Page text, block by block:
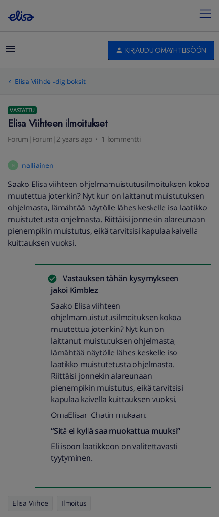
KIRJAUDU OMAYHTEISÖÖN
Elisa Viihde -digiboksit
VASTATTU
Elisa Viihteen ilmoitukset
Forum|Forum|2 years ago 1 kommentti
N nalliainen
Saako Elisa viihteen ohjelmamuistutusilmoituksen kokoa
muutettua jotenkin? Nyt kun on laittanut muistutuksen
ohjelmasta, lämähtää näytölle lähes keskelle iso laatikko
muistutetusta ohjelmasta. Riittäisi jonnekin alareunaan
pienempikin muistutus, eikä tarvitsisi kapulaa kaivella
kuittauksen vuoksi.
Vastauksen tähän kysymykseen
jakoi Kimblez
Saako Elisa viihteen
ohjelmamuistutusilmoituksen kokoa
muutettua jotenkin? Nyt kun on
laittanut muistutuksen ohjelmasta,
lämähtää näytölle lähes keskelle iso
laatikko muistutetusta ohjelmasta.
Riittäisi jonnekin alareunaan
pienempikin muistutus, eikä tarvitsisi
kapulaa kaivella kuittauksen vuoksi.
OmaElisan Chatin mukaan:
“Sitä ei kyllä saa muokattua muuksi”
Eli isoon laatikkoon on valitettavasti
tyytyminen.
Elisa Viihde Ilmoitus